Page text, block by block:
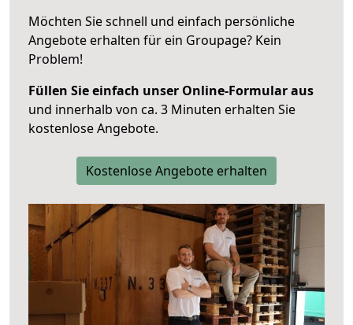
Möchten Sie schnell und einfach persönliche
Angebote erhalten für ein Groupage? Kein
Problem!
Füllen Sie einfach unser Online-Formular aus
und innerhalb von ca. 3 Minuten erhalten Sie
kostenlose Angebote.
Kostenlose Angebote erhalten